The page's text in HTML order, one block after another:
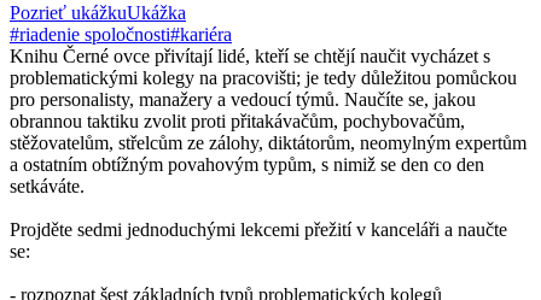
Pozrieť ukážkuUkážka
#riadenie spoločnosti#kariéra
Knihu Černé ovce přivítají lidé, kteří se chtějí naučit vycházet s
problematickými kolegy na pracovišti; je tedy důležitou pomůckou
pro personalisty, manažery a vedoucí týmů. Naučíte se, jakou
obrannou taktiku zvolit proti přitakávačům, pochybovačům,
stěžovatelům, střelcům ze zálohy, diktátorům, neomylným expertům
a ostatním obtížným povahovým typům, s nimiž se den co den
setkáváte.
Projděte sedmi jednoduchými lekcemi přežití v kanceláři a naučte
se:
- rozpoznat šest základních typů problematických kolegů